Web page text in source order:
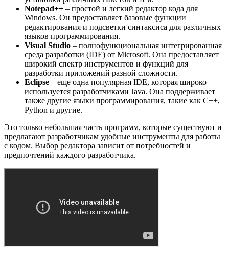
Notepad++ – простой и легкий редактор кода для
Windows. Он предоставляет базовые функции
редактирования и подсветки синтаксиса для различных
языков программирования.
Visual Studio – полнофункциональная интегрированная
среда разработки (IDE) от Microsoft. Она предоставляет
широкий спектр инструментов и функций для
разработки приложений разной сложности.
Eclipse – еще одна популярная IDE, которая широко
используется разработчиками Java. Она поддерживает
также другие языки программирования, такие как C++,
Python и другие.
Это только небольшая часть программ, которые существуют и
предлагают разработчикам удобные инструменты для работы
с кодом. Выбор редактора зависит от потребностей и
предпочтений каждого разработчика.